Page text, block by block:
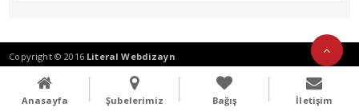
Copyright © 2016 Literal Webdizayn
Anasayfa Şubelerimiz Bağış İletişim